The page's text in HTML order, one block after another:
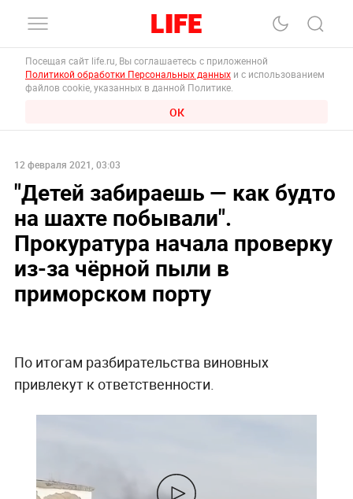
Посещая сайт life.ru, Вы соглашаетесь с приложенной
Политикой обработки Персональных данных и с использованием
файлов cookie, указанных в данной Политике.
ОК
12 февраля 2021, 03:03
"Детей забираешь — как будто
на шахте побывали".
Прокуратура начала проверку
из-за чёрной пыли в
приморском порту
По итогам разбирательства виновных
привлекут к ответственности.